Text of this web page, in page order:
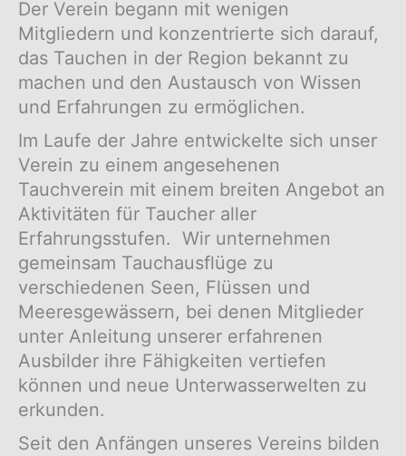
Der Verein begann mit wenigen
Mitgliedern und konzentrierte sich darauf,
das Tauchen in der Region bekannt zu
machen und den Austausch von Wissen
und Erfahrungen zu ermöglichen.
Im Laufe der Jahre entwickelte sich unser
Verein zu einem angesehenen
Tauchverein mit einem breiten Angebot an
Aktivitäten für Taucher aller
Erfahrungsstufen. Wir unternehmen
gemeinsam Tauchausflüge zu
verschiedenen Seen, Flüssen und
Meeresgewässern, bei denen Mitglieder
unter Anleitung unserer erfahrenen
Ausbilder ihre Fähigkeiten vertiefen
können und neue Unterwasserwelten zu
erkunden.
Seit den Anfängen unseres Vereins bilden